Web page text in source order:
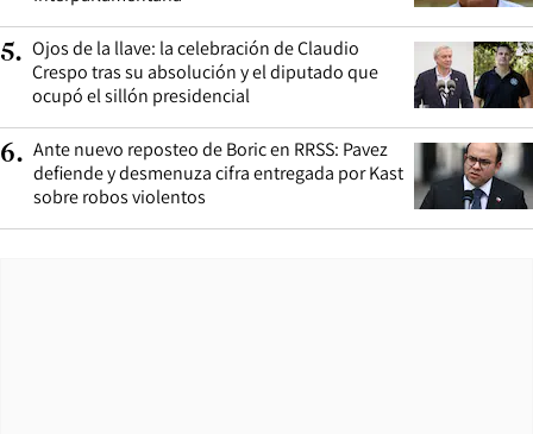
5. Ojos de la llave: la celebración de Claudio
Crespo tras su absolución y el diputado que
ocupó el sillón presidencial
6. Ante nuevo reposteo de Boric en RRSS: Pavez
defiende y desmenuza cifra entregada por Kast
sobre robos violentos